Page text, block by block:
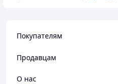
Покупателям
Продавцам
О нас